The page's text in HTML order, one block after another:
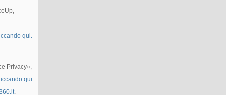
qui.
Privacy»,
qui
.